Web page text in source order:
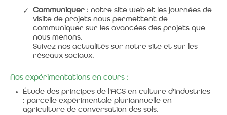
Communiquer : notre site web et les journées de
visite de projets nous permettent de
communiquer sur les avancées des projets que
nous menons.
Suivez nos actualités sur notre site et sur les
réseaux sociaux.
Nos expérimentations en cours :
Étude des principes de l'ACS en culture d'industries
: parcelle expérimentale pluriannuelle en
agriculture de conversation des sols.